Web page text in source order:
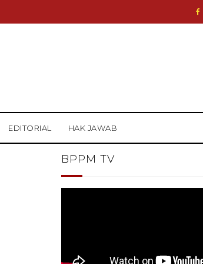
EDITORIAL HAK JAWAB
BPPM TV